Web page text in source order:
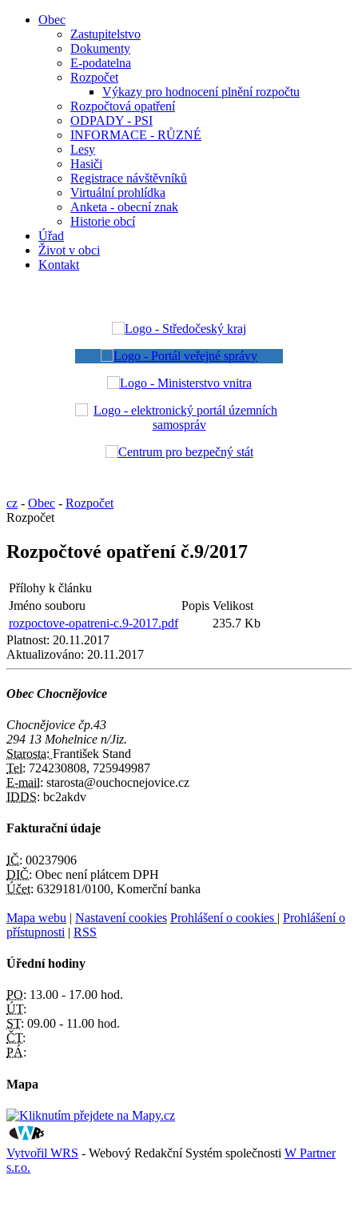
Obec
Zastupitelstvo
Dokumenty
E-podatelna
Rozpočet
Výkazy pro hodnocení plnění rozpočtu
Rozpočtová opatření
ODPADY - PSI
INFORMACE - RŮZNÉ
Lesy
Hasiči
Registrace návštěvníků
Virtuální prohlídka
Anketa - obecní znak
Historie obcí
Úřad
Život v obci
Kontakt
cz - Obec - Rozpočet
Rozpočet
Rozpočtové opatření č.9/2017
Přílohy k článku
Jméno souboru
Popis Velikost
rozpoctove-opatreni-c.9-2017.pdf
235.7 Kb
Platnost: 20.11.2017
Aktualizováno: 20.11.2017
Obec Chocnějovice
Chocnějovice čp.43
294 13 Mohelnice n/Jiz.
Starosta: František Stand
Tel: 724230808, 725949987
E-mail: starosta@ouchocnejovice.cz
IDDS: bc2akdv
Fakturační údaje
IČ: 00237906
DIČ: Obec není plátcem DPH
Účet: 6329181/0100, Komerční banka
Mapa webu | Nastavení cookies Prohlášení o cookies | Prohlášení o
přístupnosti | RSS
Úřední hodiny
PO: 13.00 - 17.00 hod.
ÚT:
ST: 09.00 - 11.00 hod.
ČT:
PÁ:
Mapa
Vytvořil WRS - Webový Redakční Systém společnosti W Partner
s.r.o.